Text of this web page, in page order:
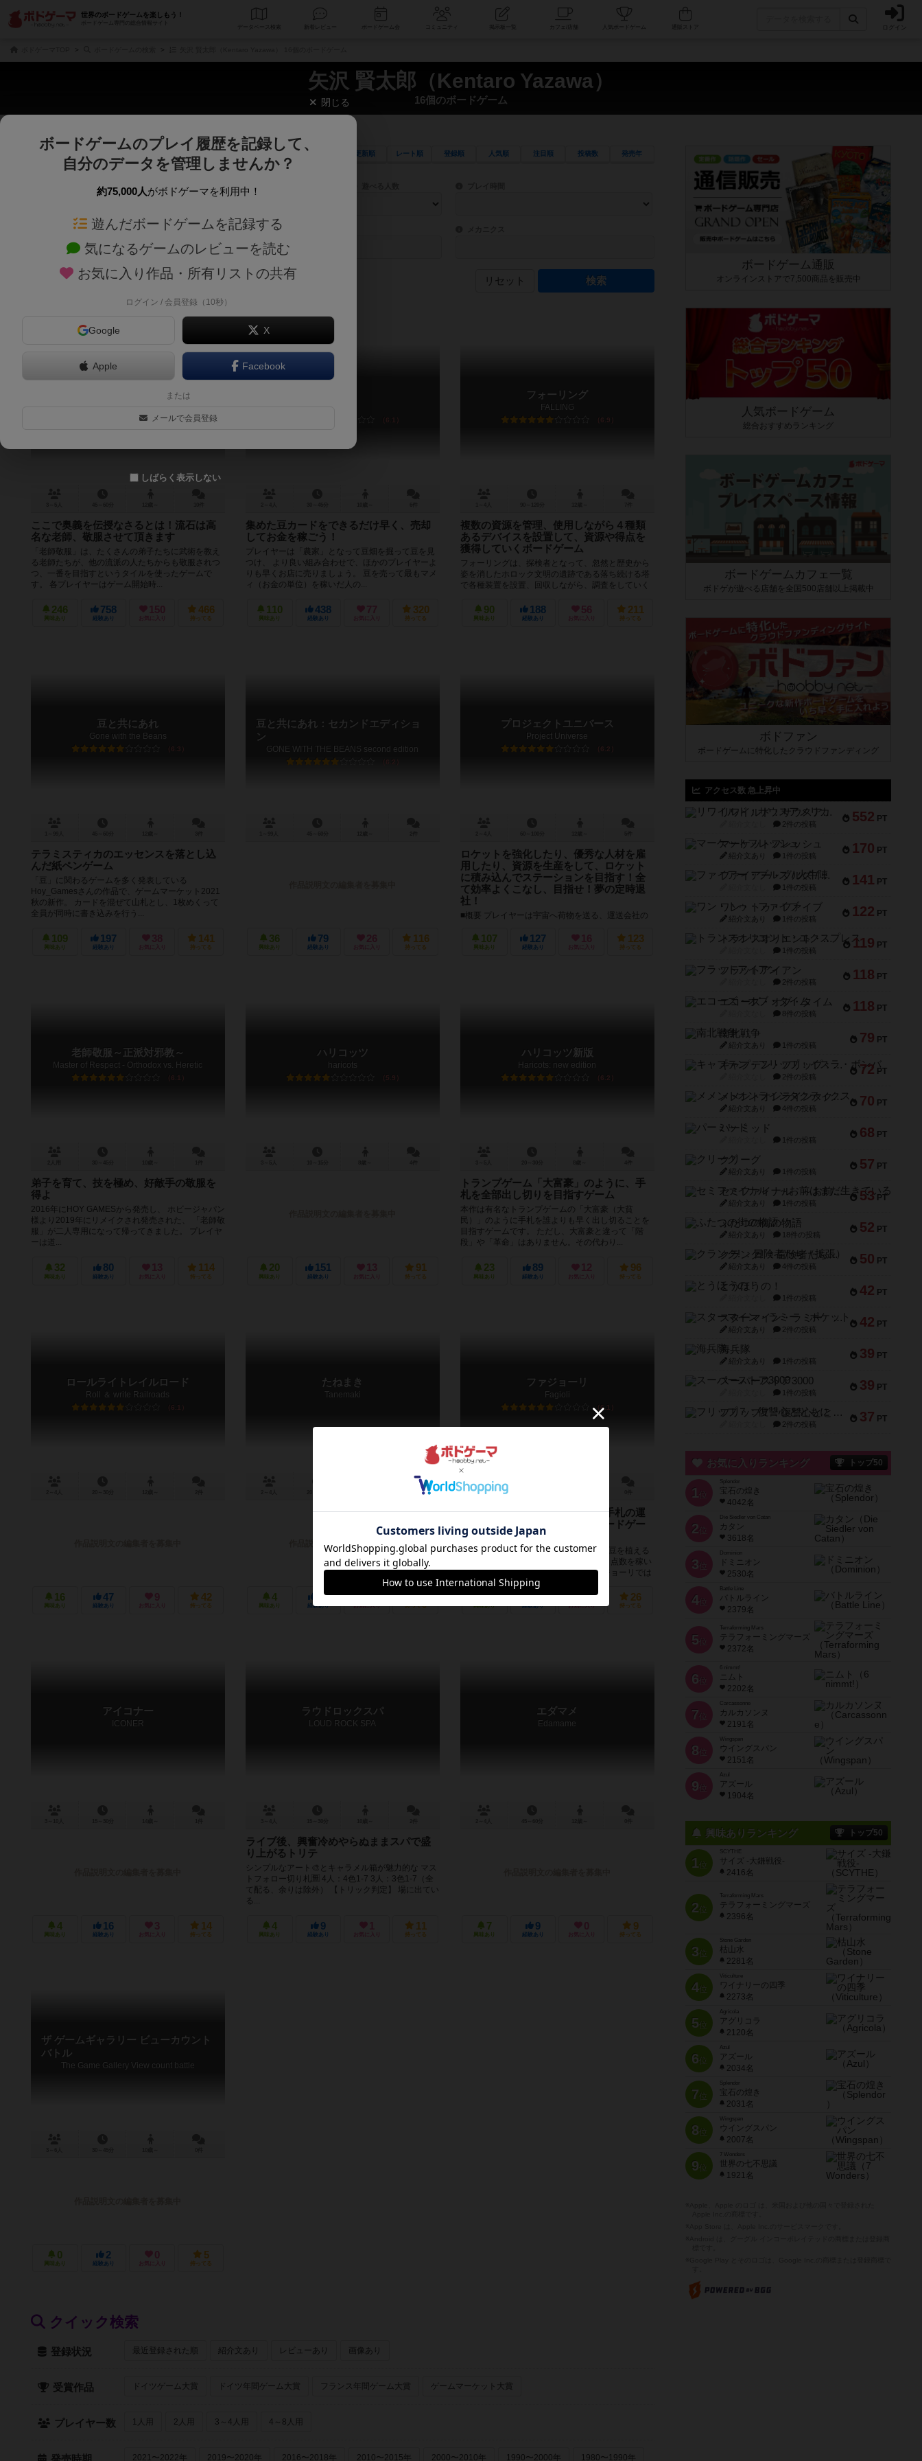
世界のボードゲームを楽しもう！
ボードゲーム専門の総合情報サイト
データベース コミュニティ 人気ボードゲーム ログイン
矢沢 賢太郎（Kentaro Yazawa）
16個のボードゲーム
じっくり表示 更新順 レート順 登録順 人気順 注目順 投稿数 発売年
商品名、商品説明文、デザイナー名、テーマ名、メカニクス名を対象にフリーワード検索ができます。
ゲームデザイナー名を指定して検索できます。
ゲームデザイナー 目安となる所要時間を指定することができます。マニュアルを読む時間や参加者へのルール説明時間は含まれていないため、初めて
対象年齢を指定します。 世界観や登場人物などモチーフ・ストーリーを指定することができます。直感的にゲームシステムを理解できるよう、中世ファンタジー・クッキング・海賊同士の対決など、ゲームコンセプトを絞
テーマ/フレーバー ゲーム性を構成するコアシステムです。主にボードゲームに慣れている方向けの絞込機能です。例えば「ダイスロール」はランダ
リセット
6.4
ここで奥義を伝授なさるとは！流石は高
名な老師、敬服させて頂きます
「老師敬服」は、たくさんの弟子たちに武術を教え
る老師たちが、他の流派の人たちからも敬服されつ
つ、一番を目指すというタイルを使ったゲームで
す。 各プレイヤーはゲーム開始時...
246
興味あり
758
経験あり
150
お気に入り
466
持ってる
6.1
集めた豆カードをできるだけ早く、売却
してお金を稼ごう！
プレイヤーは「農家」となって豆畑を掘って豆を見
つけ、 より良い組み合わせで、ほかのプレイヤーよ
りも早くお店に売りましょう。 豆を売って最もマメ
ィ（お金の単位）を稼いだ人の...
110
興味あり
438
経験あり
77
お気に入り
320
持ってる
フォーリング
FALLING
6.9
複数の資源を管理、使用しながら４種類
あるデバイスを設置して、資源や得点を
獲得していくボードゲーム
フォーリングは、探検者となって、忽然と歴史から
姿を消したホロック文明の遺跡である落ち続ける塔
で各種装置を設置、回収しながら、調査をしていく
90
興味あり
188
経験あり
56
お気に入り
211
持ってる
豆と共にあれ
Gone with the Beans
6.3
テラミスティカのエッセンスを落とし込
んだ紙ペンゲーム
「豆」に関わるゲームを多く発表している
Hoy_Gamesさんの作品で、ゲームマーケット2021
秋の新作。 カードを混ぜて山札とし、1枚めくって
全員が同時に書き込みを行う...
109
興味あり
197
経験あり
38
お気に入り
141
持ってる
豆と共にあれ：セカンドエディショ
ン
GONE WITH THE BEANS second edition
6.2
36
興味あり
79
経験あり
26
お気に入り
116
持ってる
プロジェクトユニバース
Project Universe
6.2
ロケットを強化したり、優秀な人材を雇
用したり、資源を生産をして、ロケット
に積み込んでステーションを目指す！全
て効率よくこなし、目指せ！夢の定時退
社！
■概要 プレイヤーは宇宙へ荷物を送る、運送会社の
し、ロケットに積み、 依頼に記された宇宙ステーシ
ョンへ運んで得点を競いま...
107
興味あり
127
経験あり
16
お気に入り
123
持ってる
老師敬服～正派対邪教～
Master of Respect - Orthodox vs. Heretic
6.1
弟子を育て、技を極め、好敵手の敬服を
得よ
2016年にHOY GAMESから発売し、 ホビージャパン
様より2019年にリメイクされ発売された、 「老師敬
服」が二人専用になって帰ってきました。 プレイヤ
ーは道...
32
興味あり
80
経験あり
13
お気に入り
114
持ってる
ハリコッツ
haricots
5.9
20
興味あり
151
経験あり
13
お気に入り
91
持ってる
ハリコッツ新版
Haricots: new edition
6.2
トランプゲーム「大富豪」のように、手
札を全部出し切りを目指すゲーム
本作は有名なトランプゲームの「大富豪（大貧
民）」のように手札を誰よりも早く出し切ることを
目指すゲームです。 ただし、大富豪と違って「階
段」や「革命」はありません。その代わり...
23
興味あり
89
経験あり
12
お気に入り
96
持ってる
ロールライトレイルロード
Roll ＆ write Railroads
6.1
16
興味あり
47
経験あり
9
お気に入り
42
持ってる
たねまき
Tanemaki
作品説明文の編集者を募集中
4
興味あり
18
経験あり
6
お気に入り
27
持ってる
ファジョーリ
Fagioli
6.1
2～4人
マメに植える？一気に植える？手札の運
と管理が試される、新感覚のカードゲー
ム！
プレイヤーは豆農家となり、自分の畑に豆を植える
ことで得点を稼いでいきます。 最も多く点数を稼い
だプレイヤーが勝利となります🫛 ファジョーリでは
カード置き場が2か所あり...
11
興味あり
40
経験あり
5
お気に入り
26
持ってる
アイコナー
ICONER
4
興味あり
16
経験あり
3
お気に入り
14
持ってる
ラウドロックスパ
LOUD ROCK SPA
ライブ後、興奮冷めやらぬままスパで盛
り上がるトリテ
シンプルなアート🎨とキャラメル箱が魅力的な マス
トフォロー切り札🈚️ 4人：4色1-7 3人：3色1-7（全
て配る、余りは除外） 【トリック判定】 場に出てい
る...
4
興味あり
9
経験あり
1
お気に入り
11
持ってる
エダマメ
Edamame
7
興味あり
9
経験あり
0
お気に入り
9
持ってる
ザ ゲームギャラリー ビューカウント
バトル
The Game Gallery View count battle
0
興味あり
2
経験あり
0
お気に入り
5
持ってる
クイック検索
登録状況 最近登録された順 紹介文あり レビューあり 画像あり
受賞作品 ドイツゲーム大賞 ドイツ年間ゲーム大賞 フランス年間ゲーム大賞 ゲームマーケット大賞
プレイヤー数 1人用 2人用 3～4人用 4～8人用
2021〜2022年 2019〜2020年 2016〜2018年 2010〜2015年 2000〜2010年 1990〜2000年 1980〜1990年
ボードゲーム通販
オンラインストアで7,500商品を販売中
人気ボードゲーム
総合おすすめランキング
ボードゲームカフェ一覧
ボドゲが遊べる店舗を全国500店舗以上掲載中
ボドファン
ボードゲームに特化したクラウドファンディング
アクセス数 急上昇中
552 PT
リワイルド：サウスアメリカ
2件の投稿
170 PT
マーケットフレッシュ
紹介文あり 1件の投稿
141 PT
ファイアー・ブルズ / 火牛陣
1件の投稿
122 PT
ワン・トゥ・ファイブ
紹介文あり 1件の投稿
119 PT
トランスオリエント・エクスプレス
1件の投稿
118 PT
フラットアイアン
2件の投稿
118 PT
エコーズ・オブ・タイム
8件の投稿
79 PT
南北戦争
紹介文あり 1件の投稿
72 PT
キャプテン・フリップ：イスラ・ボンバ
2件の投稿
70 PT
メメントオンラインタクティクス
紹介文あり 4件の投稿
68 PT
パーミッド
1件の投稿
57 PT
クリーグ
紹介文あり 1件の投稿
53 PT
セミファイナル ～お前はまだ生きている～
紹介文あり 1件の投稿
52 PT
ふたつの街の物語
紹介文あり 18件の投稿
50 PT
クランク! ：冒険者たち（拡張）
紹介文あり 4件の投稿
42 PT
とうほうの！
1件の投稿
42 PT
スターマイン・ラミー ポケット
紹介文あり 2件の投稿
39 PT
海兵隊
紹介文あり 1件の投稿
39 PT
スーパーストア3000
1件の投稿
37 PT
フリップ７：復讐心とともに
2件の投稿
お気に入りランキング トップ50
1 位
宝石の煌き
4042名
2 位
Die Siedler von Catan
カタン
3618名
3 位
ドミニオン
2530名
4位
Battle Line
バトルライン
2379名
5 位
Terraforming Mars
テラフォーミングマーズ
2372名
6 位
ニムト
2202名
7 位
Carcassonne
カルカソンヌ
2191名
8 位
Wingspan
ウイングスパン
2151名
9 位
Azul
アズール
1904名
興味ありランキング トップ50
1位
SCYTHE
サイズ -大鎌戦役-
2416名
2位
Terraforming Mars
テラフォーミングマーズ
2396名
3位
Stone Garden
枯山水
2281名
4位
Viticulture
ワイナリーの四季
2273名
5位
Agricola
アグリコラ
2120名
6位
Azul
アズール
2034名
7位
宝石の煌き
2031名
8位
Wingspan
ウイングスパン
2007名
9位
7 Wonders
世界の七不思議
1921名
閉じる
ボードゲームのプレイ履歴を記録して、
自分のデータを管理しませんか？
約75,000人がボドゲーマを利用中！
遊んだボードゲームを記録する
気になるゲームのレビューを読む
お気に入り作品・所有リストの共有
ログイン / 会員登録（10秒）
Google X
Apple Facebook
または
メールで会員登録
しばらく表示しない